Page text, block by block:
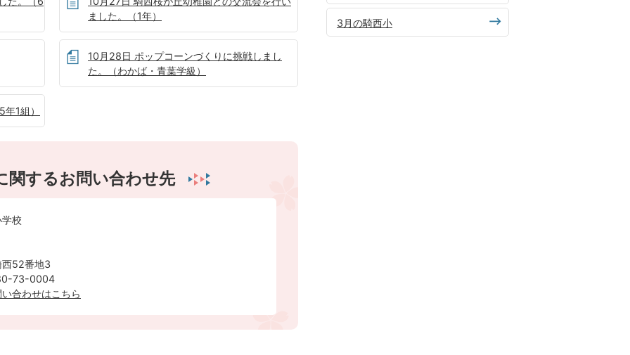
ました。（1年）
10月28日 ポップコーンづくりに挑戦しまし
た。（わかば・青葉学級）
1組）
関するお問い合わせ先
校
西52番地3
73-0004
合わせはこちら
3月の騎西小